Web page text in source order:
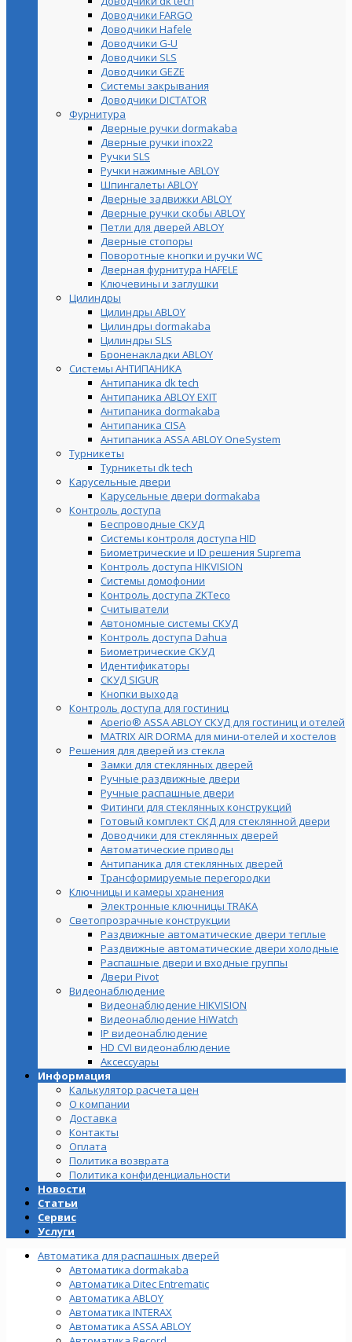
Доводчики FARGO
Доводчики Hafele
Доводчики G-U
Доводчики SLS
Доводчики GEZE
Cистемы закрывания
Доводчики DICTATOR
Фурнитура
Дверные ручки dormakaba
Дверные ручки inox22
Ручки SLS
Ручки нажимные ABLOY
Шпингалеты ABLOY
Дверные задвижки ABLOY
Дверные ручки скобы ABLOY
Петли для дверей ABLOY
Дверные стопоры
Поворотные кнопки и ручки WC
Дверная фурнитура HAFELE
Ключевины и заглушки
Цилиндры
Цилиндры ABLOY
Цилиндры dormakaba
Цилиндры SLS
Броненакладки ABLOY
Системы АНТИПАНИКА
Антипаника dk tech
Антипаника ABLOY EXIT
Антипаника dormakaba
Антипаника СISA
Антипаника ASSA ABLOY OneSystem
Турникеты
Турникеты dk tech
Карусельные двери
Карусельные двери dormakaba
Контроль доступа
Беспроводные СКУД
Системы контроля доступа HID
Биометрические и ID решения Suprema
Контроль доступа HIKVISION
Системы домофонии
Контроль доступа ZKTeco
Считыватели
Автономные системы СКУД
Контроль доступа Dahua
Биометрические СКУД
Идентификаторы
СКУД SIGUR
Кнопки выхода
Контроль доступа для гостиниц
Aperio® ASSA ABLOY СКУД для гостиниц и отелей
MATRIX AIR DORMA для мини-отелей и хостелов
Решения для дверей из стекла
Замки для стеклянных дверей
Ручные раздвижные двери
Ручные распашные двери
Фитинги для стеклянных конструкций
Готовый комплект СКД для стеклянной двери
Доводчики для стеклянных дверей
Автоматические приводы
Антипаника для стеклянных дверей
Трансформируемые перегородки
Ключницы и камеры хранения
Электронные ключницы TRAKA
Светопрозрачные конструкции
Раздвижные автоматические двери теплые
Раздвижные автоматические двери холодные
Распашные двери и входные группы
Двери Pivot
Видеонаблюдение
Видеонаблюдение HIKVISION
Видеонаблюдение HiWatch
IP видеонаблюдение
HD CVI видеонаблюдение
Аксессуары
Информация
Калькулятор расчета цен
О компании
Доставка
Контакты
Оплата
Политика возврата
Политика конфиденциальности
Новости
Статьи
Сервис
Услуги
Автоматика для распашных дверей
Автоматика dormakaba
Автоматика Ditec Entrematic
Автоматика ABLOY
Автоматика INTERAX
Автоматика ASSA ABLOY